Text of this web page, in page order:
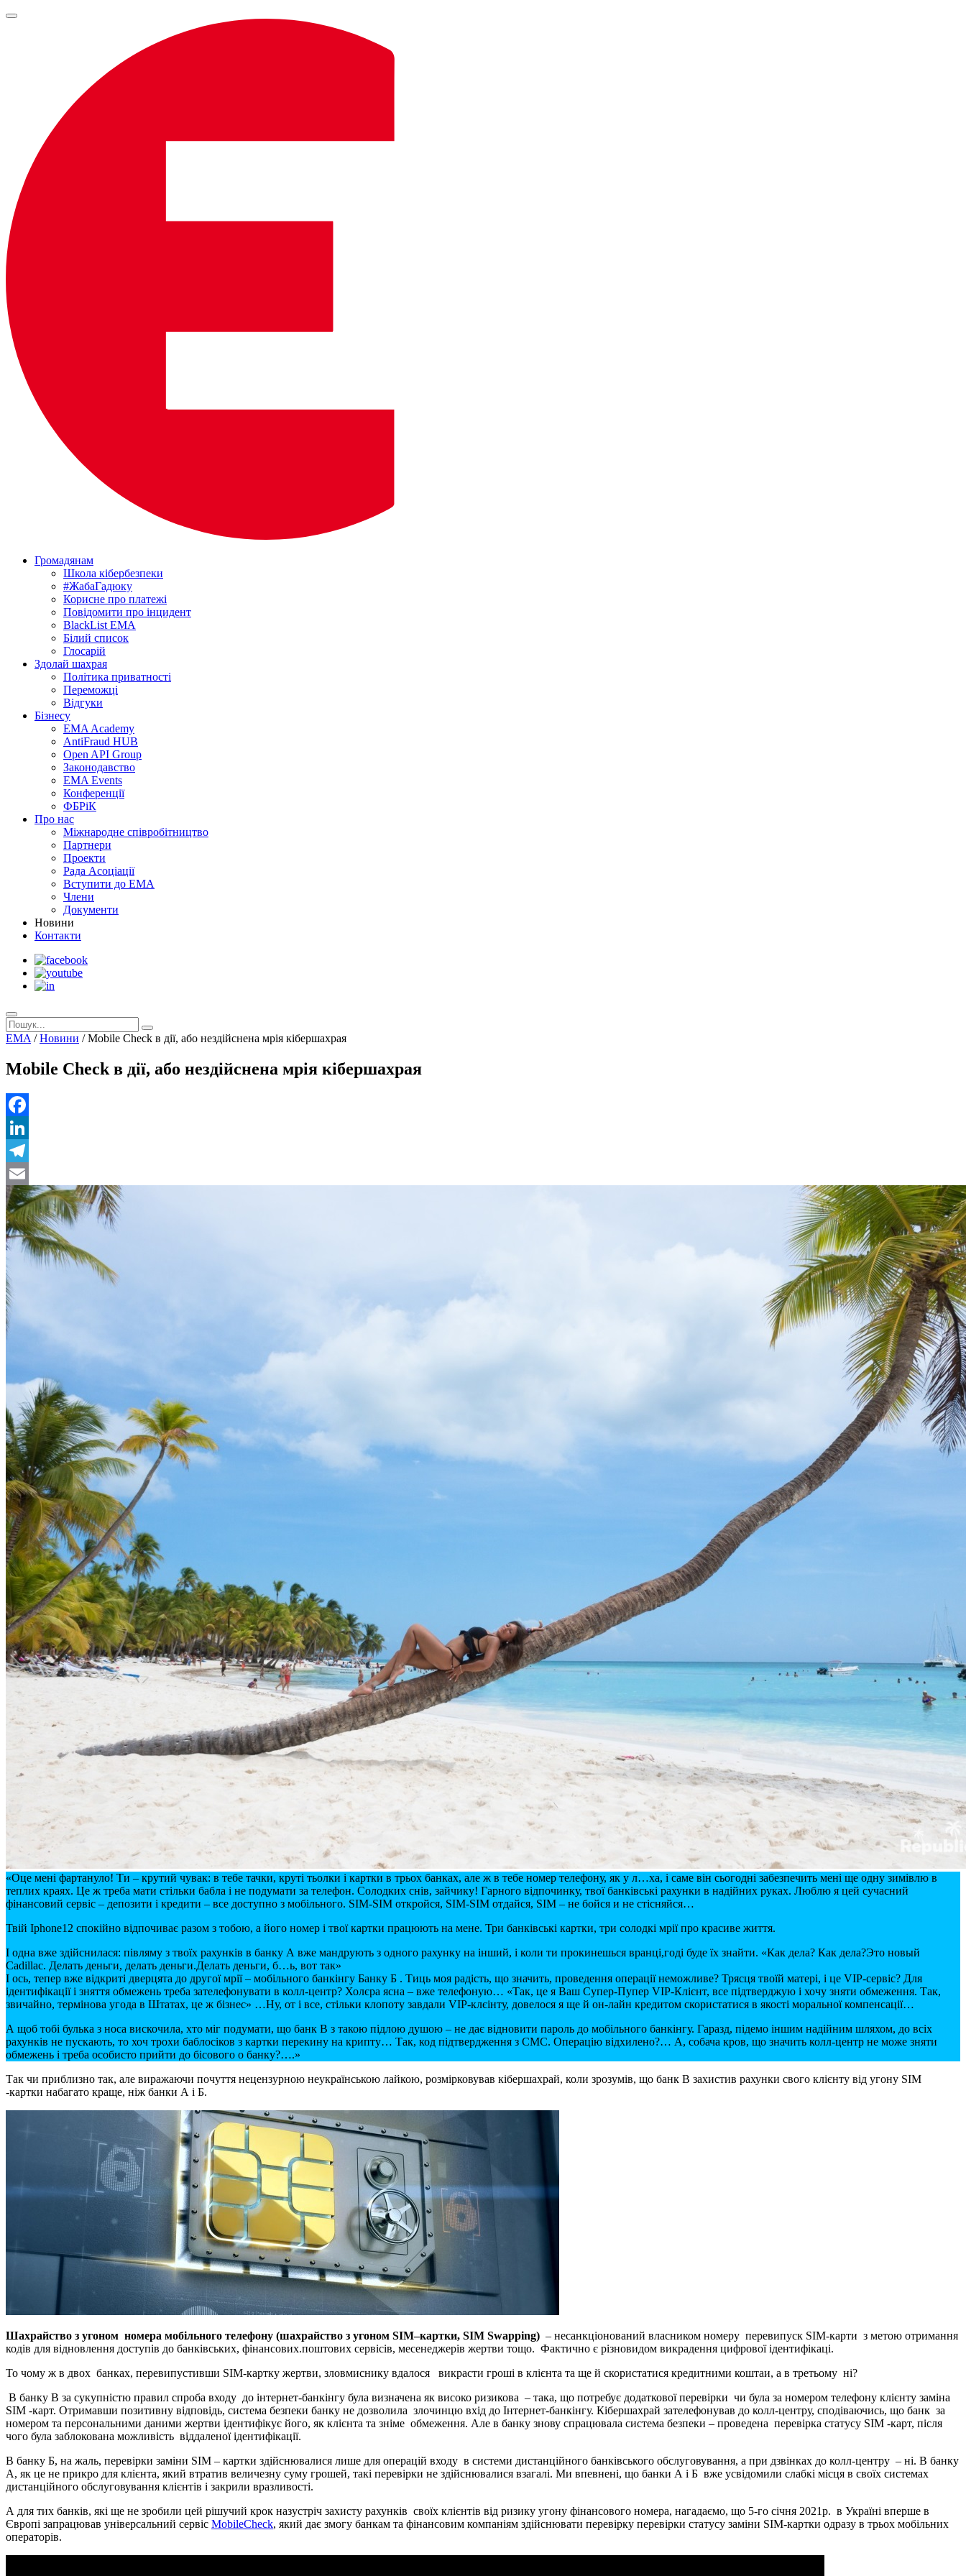
Громадянам
Школа кібербезпеки
#ЖабаГадюку
Корисне про платежі
Повідомити про інцидент
BlackList EMA
Білий список
Глосарій
Здолай шахрая
Політика приватності
Переможцi
Відгуки
Бізнесу
EMA Academy
AntiFraud HUB
Open API Group
Законодавство
EMA Events
Конференції
ФБРіК
Про нас
Міжнародне співробітництво
Партнери
Проекти
Рада Асоціації
Вступити до ЕМА
Члени
Документи
Новини
Контакти
EMA /Новини /Mobile Check в дії, або нездійснена мрія кібершахрая
Mobile Check в дії, або нездійснена мрія кібершахрая
Facebook
LinkedIn
Telegram
Email
«Оце мені фартануло! Ти – крутий чувак: в тебе тачки, круті тьолки і картки в трьох банках, але ж в тебе номер телефону, як у л…ха, і саме він сьогодні забезпечить мені ще одну зимівлю в
теплих краях. Це ж треба мати стільки бабла і не подумати за телефон. Солодких снів, зайчику! Гарного відпочинку, твої банківські рахунки в надійних руках. Люблю я цей сучасний
фінансовий сервіс – депозити і кредити – все доступно з мобільного. SIM-SIM откройся, SIM-SIM отдайся, SIM – не бойся и не стісняйся…
Твій Iphone12 спокійно відпочиває разом з тобою, а його номер і твої картки працюють на мене. Три банківські картки, три солодкі мрії про красиве життя.
І одна вже здійснилася: півляму з твоїх рахунків в банку А вже мандрують з одного рахунку на інший, і коли ти прокинешься вранці,годі буде їх знайти. «Как дела? Как дела?Это новый
Cadillac. Делать деньги, делать деньги.Делать деньги, б…ь, вот так»
І ось, тепер вже відкриті дверцята до другої мрії – мобільного банкінгу Банку Б . Тиць моя радість, що значить, проведення операції неможливе? Трясця твоїй матері, і це VIP-сервіс? Для
ідентифікації і зняття обмежень треба зателефонувати в колл-центр? Холєра ясна – вже телефоную… «Так, це я Ваш Супер-Пупер VIP-Клієнт, все підтверджую і хочу зняти обмеження. Так,
звичайно, термінова угода в Штатах, це ж бізнес» …Ну, от і все, стільки клопоту завдали VIP-клєінту, довелося я ще й он-лайн кредитом скористатися в якості моральної компенсації…
А щоб тобі булька з носа вискочила, хто міг подумати, що банк В з такою підлою душою – не дає відновити пароль до мобільного банкінгу. Гаразд, підемо іншим надійним шляхом, до всіх
рахунків не пускають, то хоч трохи баблосіков з картки перекину на крипту… Так, код підтвердження з СМС. Операцію відхилено?… А, собача кров, що значить колл-центр не може зняти
обмежень і треба особисто прийти до бісового о банку?….»
Так чи приблизно так, але виражаючи почуття нецензурною неукраїнською лайкою, розмірковував кібершахрай, коли зрозумів, що банк В захистив рахунки свого клієнту від угону SIM
-картки набагато краще, ніж банки А і Б.
Шахрайство з угоном номера мобільного телефону (шахрайство з угоном SIM–картки, SIM Swapping) – несанкціонований власником номеру перевипуск SIM-карти з метою отримання
кодів для відновлення доступів до банківських, фінансових.поштових сервісів, месенеджерів жертви тощо. Фактично є різновидом викрадення цифрової ідентифікаці.
То чому ж в двох банках, перевипустивши SIM-картку жертви, зловмиснику вдалося викрасти гроші в клієнта та ще й скористатися кредитними коштаи, а в третьому ні?
В банку В за сукупністю правил спроба входу до інтернет-банкінгу була визначена як високо ризикова – така, що потребує додаткової перевірки чи була за номером телефону клієнту заміна
SIM -карт. Отримавши позитивну відповідь, система безпеки банку не дозволила злочинцю вхід до Інтернет-банкінгу. Кібершахрай зателефонував до колл-центру, сподіваючись, що банк за
номером та персональними даними жертви ідентифікує його, як клієнта та зніме обмеження. Але в банку знову спрацювала система безпеки – проведена перевірка статусу SIM -карт, після
чого була заблокована можливість віддаленої ідентифікації.
В банку Б, на жаль, перевірки заміни SIM – картки здійснювалися лише для операцій входу в системи дистанційного банківського обслуговування, а при дзвінках до колл-центру – ні. В банку
А, як це не прикро для клієнта, який втратив величезну суму грошей, такі перевірки не здійснювалися взагалі. Ми впевнені, що банки А і Б вже усвідомили слабкі місця в своїх системах
дистанційного обслуговування клієнтів і закрили вразливості.
А для тих банків, які ще не зробили цей рішучий крок назустріч захисту рахунків своїх клієнтів від ризику угону фінансового номера, нагадаємо, що 5-го січня 2021р. в Україні вперше в
Європі запрацював універсальний сервіс MobileCheck, який дає змогу банкам та фінансовим компаніям здійснювати перевірку перевірки статусу заміни SIM-картки одразу в трьох мобільних
операторів.